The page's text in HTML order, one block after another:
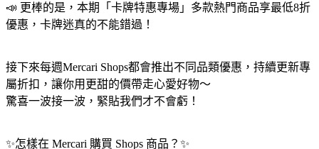
📣 更棒的是，本期「卡牌特惠專場」多款熱門商品享最低8折
優惠，卡牌迷真的不能錯過！
接下來每週Mercari Shops都會推出不同品類優惠，持續更新專
屬折扣，讓你用更甜的價帶走心愛好物～
驚喜一波接一波，緊貼我們才不會虧！
✨怎樣在 Mercari 購買 Shops 商品？✨